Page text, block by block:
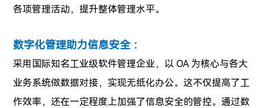
各项管理活动，提升整体管理水平。
数字化管理助力信息安全 ：
采用国际知名工业级软件管理企业，以 OA 为核心与各大
业务系统做数据对接，实现无纸化办公。这不仅提高了工
作效率，还在一定程度上加强了信息安全的管控。通过数